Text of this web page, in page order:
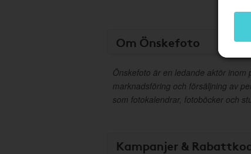
Om Önskefoto
Önskefoto är en ledande aktör inom
marknadsföring och försäljning av
som fotokalendrar, fotoböcker och
Kampanjer &